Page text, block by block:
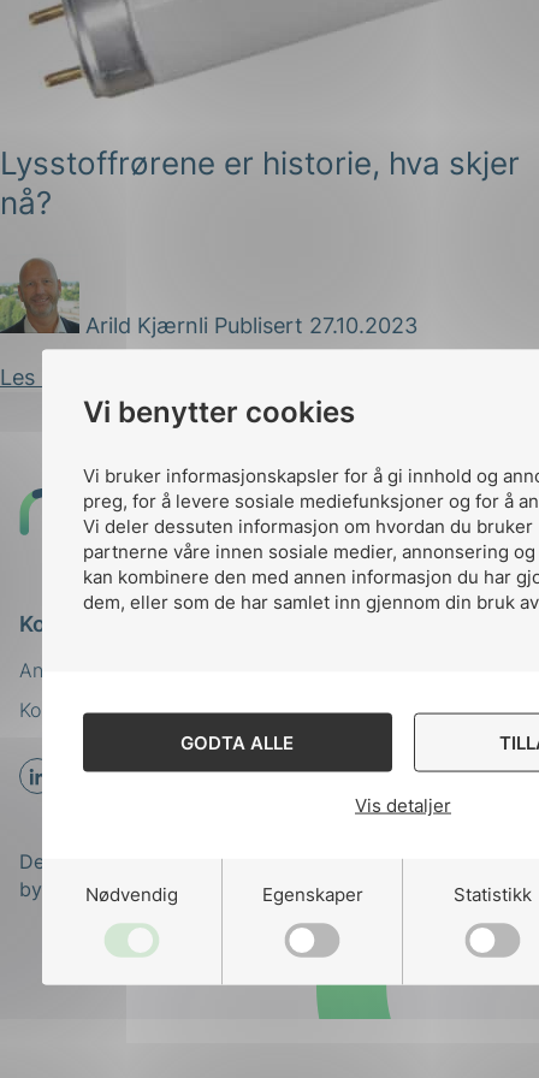
Vi benytter cookies
Vi bruker informasjonskapsler for å gi innhold og
preg, for å levere sosiale mediefunksjoner og for å
Vi deler dessuten informasjon om hvordan du
partnerne våre innen sosiale medier, annonsering
kan kombinere den med annen informasjon du har
dem, eller som de har samlet inn gjennom din bruk
GODTA ALLE
Vis detaljer
Nødvendig Egenskaper Statistikk
Lysstoffrørene er historie, hva skjer
nå?
Arild Kjærnli Publisert 27.10.2023
Les innlegg
Kontakt oss
Ansatte
nek@nek.no
Kontakt
Designed and developed
by
Stem Agency
Til
toppen